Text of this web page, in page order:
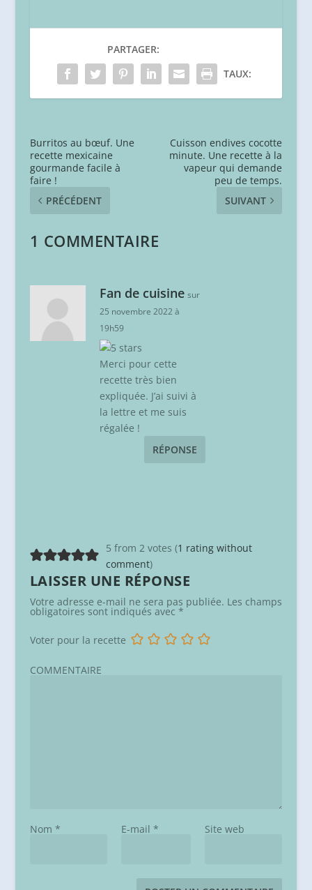
PARTAGER:
TAUX:
Burritos au bœuf. Une
recette mexicaine
gourmande facile à
faire !
PRÉCÉDENT
Cuisson endives cocotte
minute. Une recette à la
vapeur qui demande
peu de temps.
SUIVANT
1 COMMENTAIRE
Fan de cuisine sur
25 novembre 2022 à
19h59
Merci pour cette
recette très bien
expliquée. J’ai suivi à
la lettre et me suis
régalée !
RÉPONSE
5 from 2 votes (1 rating without
comment)
LAISSER UNE RÉPONSE
Votre adresse e-mail ne sera pas publiée. Les champs
obligatoires sont indiqués avec *
Voter pour la recette
COMMENTAIRE
Nom * E-mail * Site web